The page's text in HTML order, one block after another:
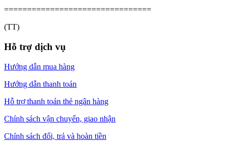
================================
(TT)
Hỗ trợ dịch vụ
Hướng dẫn mua hàng
Hướng dẫn thanh toán
Hỗ trợ thanh toán thẻ ngân hàng
Chính sách vận chuyển, giao nhận
Chính sách đổi, trả và hoàn tiền